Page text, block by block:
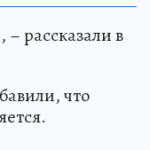
рассказали в
что